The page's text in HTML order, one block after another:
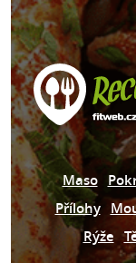
Maso
Přílohy
Rýže